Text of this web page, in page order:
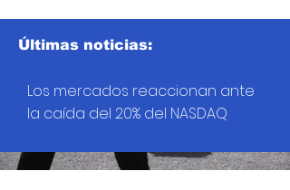
Últimas noticias:
Los mercados reaccionan ante
la caída del 20% del NASDAQ